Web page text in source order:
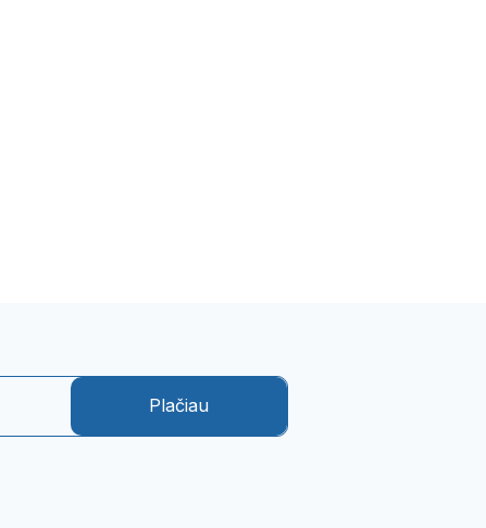
Plačiau